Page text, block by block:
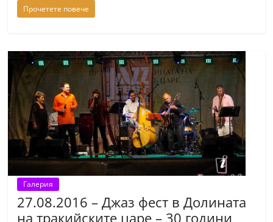
Прочетете повече
Галерия
27.08.2016 – Джаз фест в Долината
на тракийските царе – 30 години